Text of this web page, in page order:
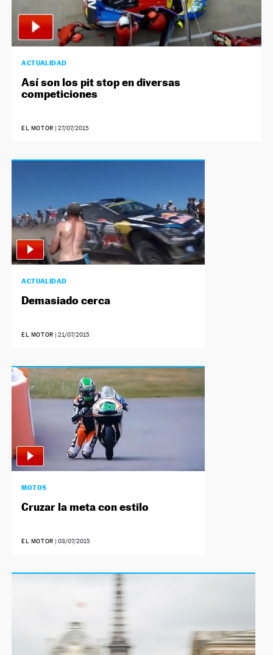
ACTUALIDAD
Así son los pit stop en diversas
competiciones
EL MOTOR | 27/07/2015
ACTUALIDAD
Demasiado cerca
EL MOTOR | 21/07/2015
MOTOS
Cruzar la meta con estilo
EL MOTOR | 03/07/2015